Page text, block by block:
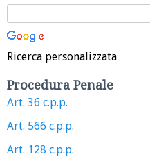
Ricerca personalizzata
Procedura Penale
Art. 36 c.p.p.
Art. 566 c.p.p.
Art. 128 c.p.p.